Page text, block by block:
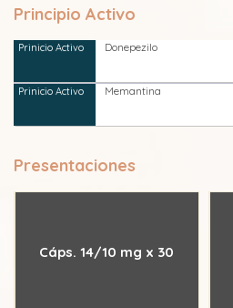
Principio Activo
Donepezilo
Memantina
Presentaciones
Cáps. 14/10 mg x 30